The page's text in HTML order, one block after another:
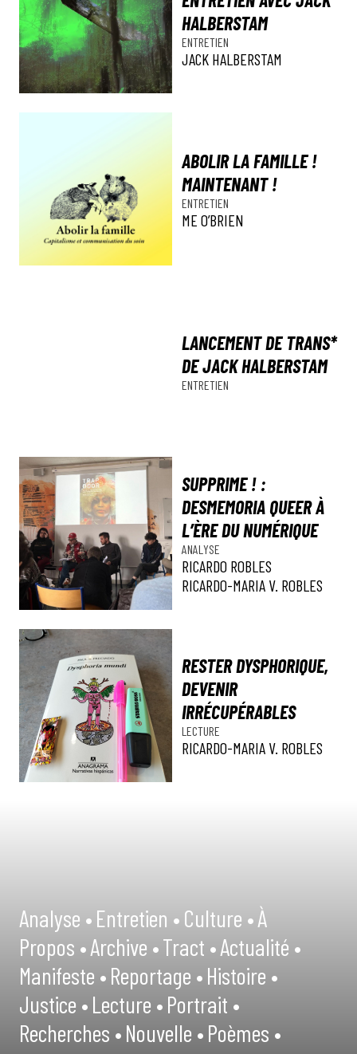
HALBERSTAM
ENTRETIEN
JACK HALBERSTAM
ABOLIR LA FAMILLE !
MAINTENANT !
ENTRETIEN
ME O’BRIEN
LANCEMENT DE TRANS*
DE JACK HALBERSTAM
ENTRETIEN
SUPPRIME ! :
DESMEMORIA QUEER À
L’ÈRE DU NUMÉRIQUE
ANALYSE
RICARDO ROBLES
RICARDO-MARIA V. ROBLES
RESTER DYSPHORIQUE,
DEVENIR
IRRÉCUPÉRABLES
LECTURE
RICARDO-MARIA V. ROBLES
Analyse •Entretien •Culture •À
Propos •Archive •Tract •Actualité •
Manifeste •Reportage •Histoire •
Justice •Lecture •Portrait •
Recherches •Nouvelle •Poèmes •